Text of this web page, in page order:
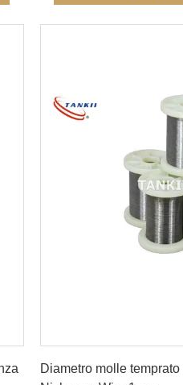
Diametro molle